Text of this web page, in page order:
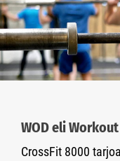
WOD eli
CrossFit 8000